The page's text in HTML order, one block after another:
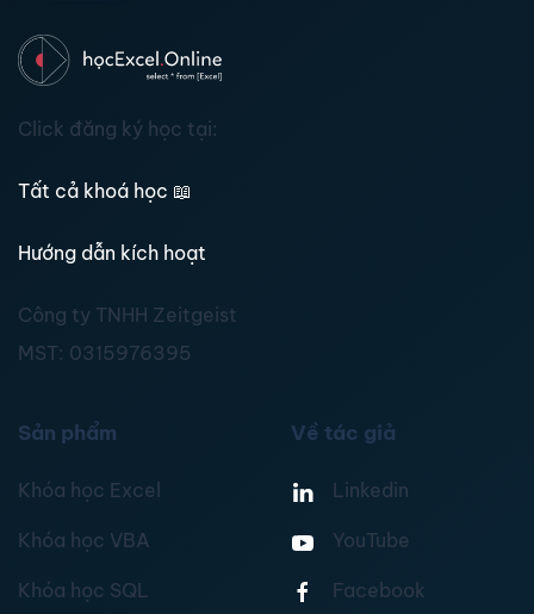
Click đăng ký học tại:
Tất cả khoá học 📖
Hướng dẫn kích hoạt
Công ty TNHH Zeitgeist
MST: 0315976395
Sản phẩm
Khóa học Excel
Khóa học VBA
Khóa học SQL
Về tác giả
Linkedin
YouTube
Facebook